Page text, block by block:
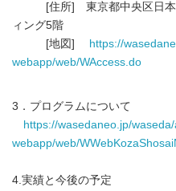
[住所] 東京都中央区日本橋
ィング5階
[地図]
https://
webapp/web/WAccess.do
3．プログラムについて
https://wasedaneo.jp/
webapp/web/
4.実績と今後の予定